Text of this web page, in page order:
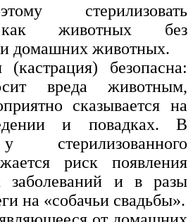
стерилизовать
как животных без
и домашних животных.
безопасна:
вреда животным,
сказывается на
и повадках. В
стерилизованного
риск появления
заболеваний и в разы
на «собачьи свадьбы».